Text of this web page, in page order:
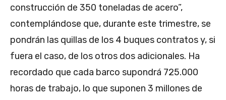
construcción de 350 toneladas de acero”,
contemplándose que, durante este trimestre, se
pondrán las quillas de los 4 buques contratos y, si
fuera el caso, de los otros dos adicionales. Ha
recordado que cada barco supondrá 725.000
horas de trabajo, lo que suponen 3 millones de